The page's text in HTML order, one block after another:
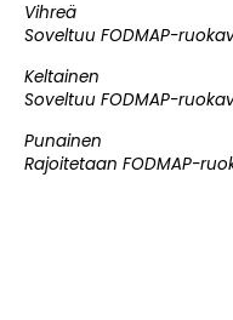
Vihreä
Soveltuu FODMAP-
Keltainen
Soveltuu FODMAP-
Punainen
Rajoitetaan FODMAP-